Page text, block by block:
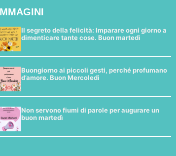
Il segreto della felicità: Imparare ogni giorno a
dimenticare tante cose. Buon martedì
Buongiorno ai piccoli gesti, perché profumano
d’amore. Buon Mercoledì
Non servono fiumi di parole per augurare un
buon martedì